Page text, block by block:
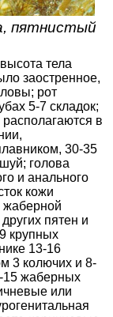
пятнистый
тела
заостренное,
рот
5-7 складок;
в
30-35
голова
и анального
кожи
жаберной
пятен и
крупных
13-16
3 колючих и 8-
15 жаберных
или